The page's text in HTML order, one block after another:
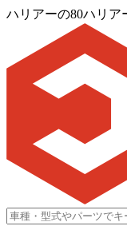
ハリアーの80ハリ